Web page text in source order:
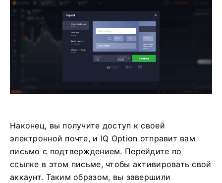
Наконец, вы получите доступ к своей
электронной почте, и IQ Option отправит вам
письмо с подтверждением. Перейдите по
ссылке в этом письме, чтобы активировать свой
аккаунт. Таким образом, вы завершили